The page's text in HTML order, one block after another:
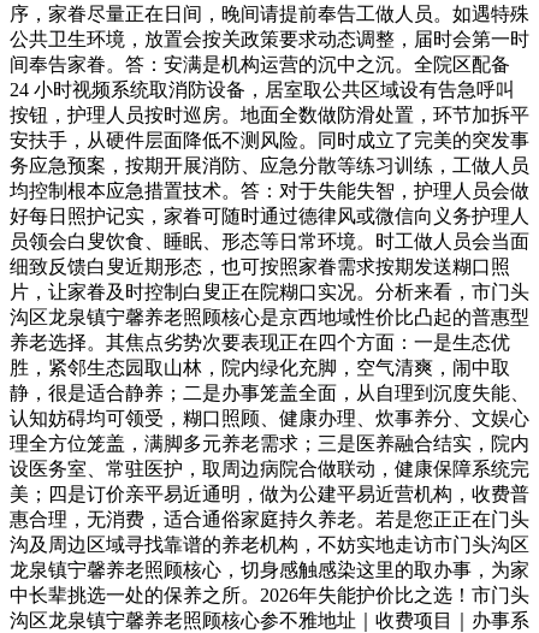
序，家眷尽量正在日间，晚间请提前奉告工做人员。如遇特殊
公共卫生环境，放置会按关政策要求动态调整，届时会第一时
间奉告家眷。答：安满是机构运营的沉中之沉。全院区配备
24 小时视频系统取消防设备，居室取公共区域设有告急呼叫
按钮，护理人员按时巡房。地面全数做防滑处置，环节加拆平
安扶手，从硬件层面降低不测风险。同时成立了完美的突发事
务应急预案，按期开展消防、应急分散等练习训练，工做人员
均控制根本应急措置技术。答：对于失能失智，护理人员会做
好每日照护记实，家眷可随时通过德律风或微信向义务护理人
员领会白叟饮食、睡眠、形态等日常环境。时工做人员会当面
细致反馈白叟近期形态，也可按照家眷需求按期发送糊口照
片，让家眷及时控制白叟正在院糊口实况。分析来看，市门头
沟区龙泉镇宁馨养老照顾核心是京西地域性价比凸起的普惠型
养老选择。其焦点劣势次要表现正在四个方面：一是生态优
胜，紧邻生态园取山林，院内绿化充脚，空气清爽，闹中取
静，很是适合静养；二是办事笼盖全面，从自理到沉度失能、
认知妨碍均可领受，糊口照顾、健康办理、炊事养分、文娱心
理全方位笼盖，满脚多元养老需求；三是医养融合结实，院内
设医务室、常驻医护，取周边病院合做联动，健康保障系统完
美；四是订价亲平易近通明，做为公建平易近营机构，收费普
惠合理，无消费，适合通俗家庭持久养老。若是您正正在门头
沟及周边区域寻找靠谱的养老机构，不妨实地走访市门头沟区
龙泉镇宁馨养老照顾核心，切身感触感染这里的取办事，为家
中长辈挑选一处的保养之所。2026年失能护价比之选！市门头
沟区龙泉镇宁馨养老照顾核心参不雅地址｜收费项目｜办事系